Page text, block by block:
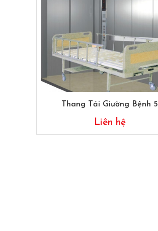
Thang Tải Giường Bệnh 5
Liên hệ